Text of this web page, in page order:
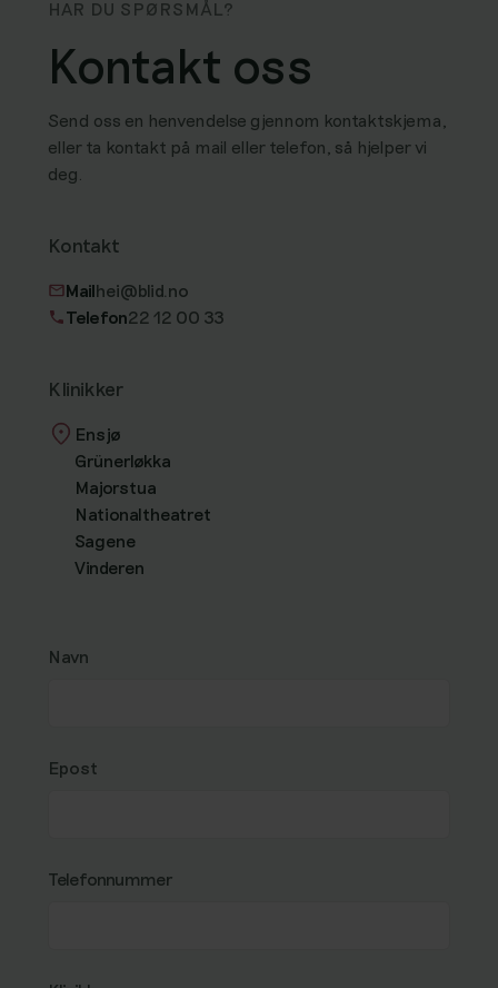
HAR DU SPØRSMÅL?
Kontakt oss
Send oss en henvendelse gjennom kontaktskjema,
eller ta kontakt på mail eller telefon, så hjelper vi
deg.
Kontakt
Mailhei@blid.no
Telefon22 12 00 33
Klinikker
Ensjø
Grünerløkka
Majorstua
Nationaltheatret
Sagene
Vinderen
Navn
Epost
Telefonnummer